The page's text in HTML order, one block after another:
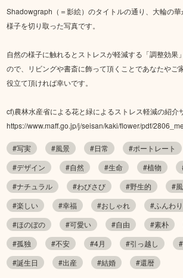
Shadowgraph（＝影絵）のタイトルの通り、大輪の
様子を切り取った写真です。
自然の様子に触れるとストレスが軽減する「調整効果
ので、リビングや書斎に飾って頂くことであなたやご
役立て頂ければ幸いです。
cf)農林水産省による花と緑によるストレス軽減の紹介
https://www.maff.go.jp/j/seisan/kaki/flower/pdf/
#写実 #風景 #日常 #ポートレート
#デザイン
#自然 #生命 #植物
#ナチュラル
#わびさび #野生的
#
#楽しい
#幸福 #おしゃれ #ふんわり
#ほのぼの
#可愛い #自由 #素朴
#孤独
#不安 #4月 #引っ越し
#誕生日
#出産 #結婚 #還暦